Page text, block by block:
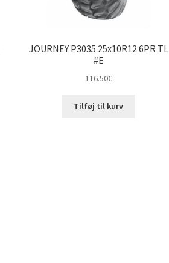
JOURNEY P3035 25x10R12 6PR TL
#E
116.50€
Tilføj til kurv